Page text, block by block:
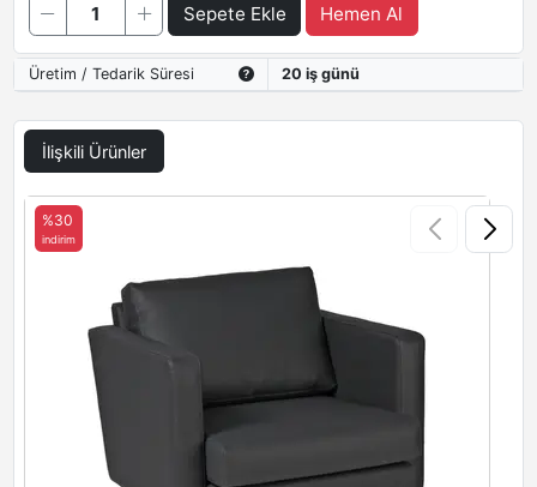
Sepete Ekle Hemen Al
Üretim / Tedarik Süresi 20 iş günü
İlişkili Ürünler
%30
indirim